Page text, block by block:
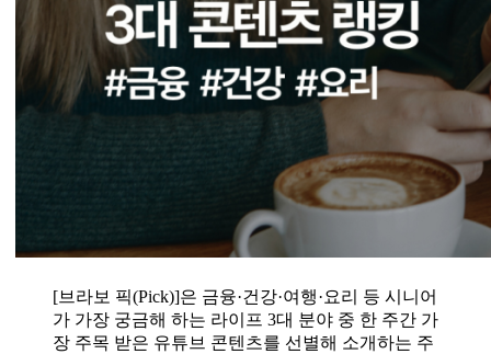
[브라보 픽(Pick)]은 금융·건강·여행·요리 등 시니어
가 가장 궁금해 하는 라이프 3대 분야 중 한 주간 가
장 주목 받은 유튜브 콘텐츠를 선별해 소개하는 주